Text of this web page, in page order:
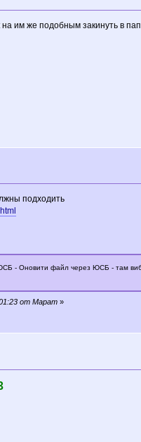
им же подобным закинуть в
подходить
- Оновити файл через ЮСБ - там
от Марат»